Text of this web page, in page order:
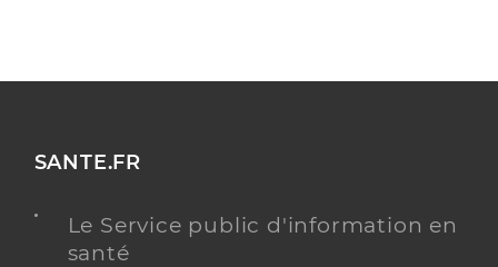
SANTE.FR
Le Service public d'information en
santé